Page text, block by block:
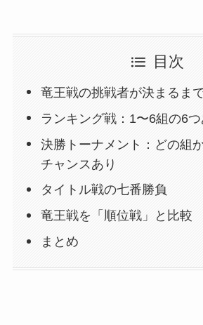
目次
竜王戦の挑戦者が決まるま
ランキング戦：1〜6組の6つ
決勝トーナメント：どの組
チャンスあり
タイトル戦の七番勝負
竜王戦を「順位戦」と比較
まとめ